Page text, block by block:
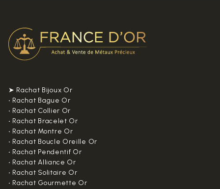
➤ Rachat Bijoux Or
• Rachat Bague Or
• Rachat Collier Or
• Rachat Bracelet Or
• Rachat Montre Or
• Rachat Boucle Oreille Or
• Rachat Pendentif Or
• Rachat Alliance Or
• Rachat Solitaire Or
• Rachat Gourmette Or